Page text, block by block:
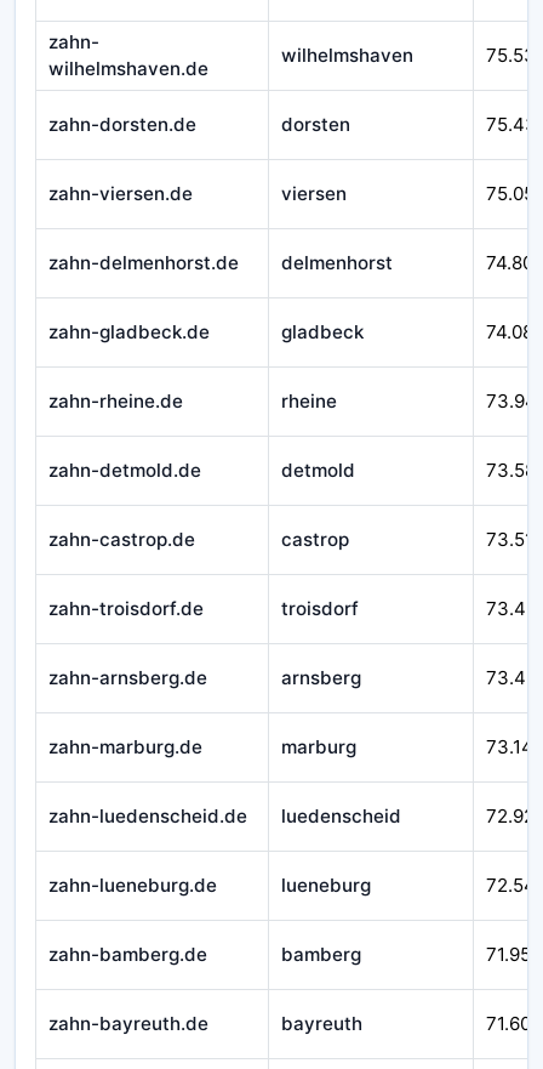
zahn-
wilhelmshaven.de
wilhelmshaven
zahn-dorsten.de dorsten
zahn-viersen.de viersen
zahn-delmenhorst.de delmenhorst
zahn-gladbeck.de gladbeck 74.086
zahn-rheine.de rheine
zahn-detmold.de detmold
zahn-castrop.de castrop 73.518
zahn-troisdorf.de troisdorf
zahn-arnsberg.de arnsberg
zahn-marburg.de marburg 73.147
zahn-luedenscheid.de luedenscheid
zahn-lueneburg.de lueneburg
zahn-bamberg.de bamberg 71.952
zahn-bayreuth.de bayreuth 71.601